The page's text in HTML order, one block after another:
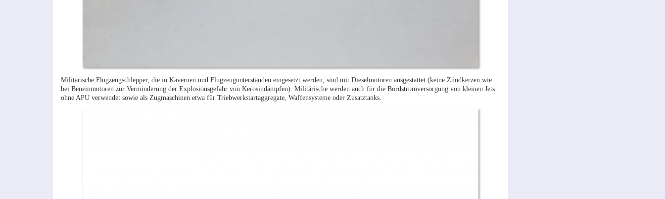
Militärische Flugzeugschlepper, die in Kavernen und Flugzeugunterständen eingesetzt werden, sind mit Dieselmotoren ausgestattet (keine Zündkerzen wie
bei Benzinmotoren zur Verminderung der Explosionsgefahr von Kerosindämpfen). Militärische werden auch für die Bordstromversorgung von kleinen Jets
ohne APU verwendet sowie als Zugmaschinen etwa für Triebwerkstartaggregate, Waffensysteme oder Zusatztanks.